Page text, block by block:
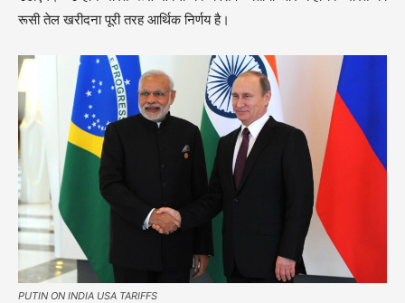
रूसी तेल खरीदना पूरी तरह आर्थिक निर्णय है।
PUTIN ON INDIA USA TARIFFS